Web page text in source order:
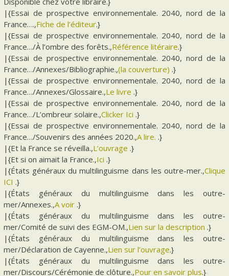
|{Essai de prospective environnementale. 2040, nord de la
France….,Fiche de l’éditeur.}
|{Essai de prospective environnementale. 2040, nord de la
France…/À l’ombre des forêts.,Référence litéraire.}
|{Essai de prospective environnementale. 2040, nord de la
France…/Annexes/Bibliographie.,(la couverture) .}
|{Essai de prospective environnementale. 2040, nord de la
France…/Annexes/Glossaire.,Le livre .}
|{Essai de prospective environnementale. 2040, nord de la
France…/L’ombreur solaire.,Clicker Ici .}
|{Essai de prospective environnementale. 2040, nord de la
France…/Souvenirs des années 2020.,A lire. .}
|{Et la France se réveilla.,L’ouvrage .}
|{Et si on aimait la France.,Ici .}
|{États généraux du multilinguisme dans les outre-mer.,Clique
ICI .}
|{États généraux du multilinguisme dans les outre-
mer/Annexes.,A voir .}
|{États généraux du multilinguisme dans les outre-
mer/Comité de suivi des EGM-OM.,Lien sur la description .}
|{États généraux du multilinguisme dans les outre-
mer/Déclaration de Cayenne.,Lien sur l’ouvrage.}
|{États généraux du multilinguisme dans les outre-
mer/Discours/Cérémonie de clôture.,Pour en savoir plus.}